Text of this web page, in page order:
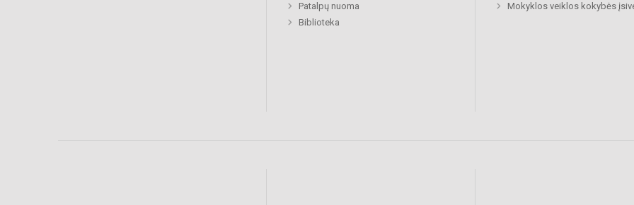
Patalpų nuoma
Biblioteka
Mokyklos veiklos kokybės